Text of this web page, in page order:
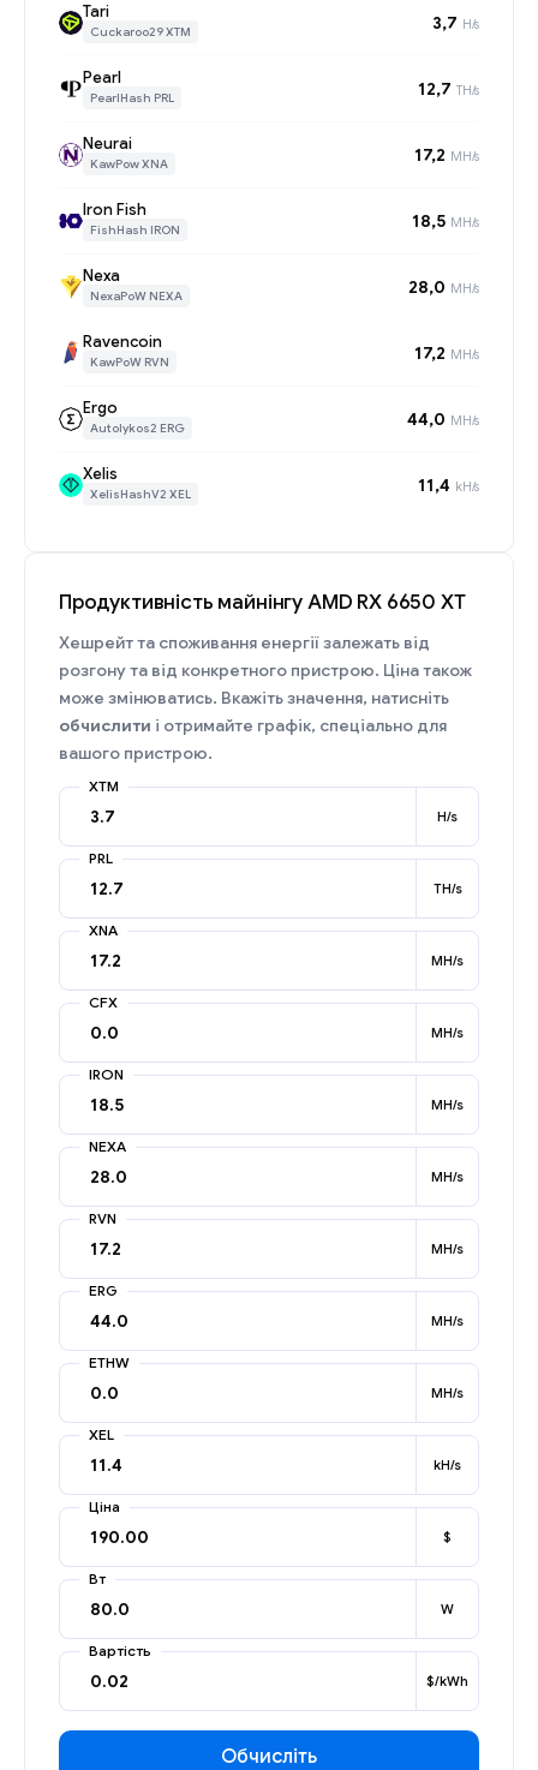
Tari
Cuckaroo29 XTM 3,7 H/s
Pearl
PearlHash PRL 12,7 TH/s
Neurai
KawPow XNA 17,2 MH/s
Iron Fish
FishHash IRON 18,5 MH/s
Nexa
NexaPoW NEXA 28,0 MH/s
Ravencoin
KawPoW RVN 17,2 MH/s
Ergo
Autolykos2 ERG 44,0 MH/s
Xelis
XelisHashV2 XEL 11,4 kH/s
Продуктивність майнінгу AMD RX 6650 XT
Хешрейт та споживання енергії залежать від
розгону та від конкретного пристрою. Ціна також
може змінюватись. Вкажіть значення, натисніть
обчислити і отримайте графік, спеціально для
вашого пристрою.
XTM
H/s
PRL
TH/s
XNA
MH/s
CFX
MH/s
IRON
MH/s
NEXA
MH/s
RVN
MH/s
ERG
MH/s
ETHW
MH/s
XEL
kH/s
Ціна
$
Вт
W
Вартість
$/kWh
Обчисліть